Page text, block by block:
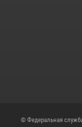
© Федеральная